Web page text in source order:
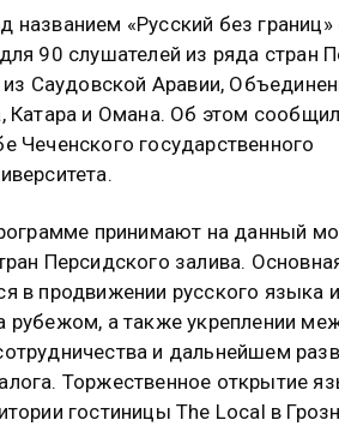
названием «Русский без
90 слушателей из ряда стран
из Саудовской Аравии,
Катара и Омана. Об этом
Чеченского государственного
принимают на данный
Персидского залива.
в продвижении русского языка
рубежом, а также укреплении
и дальнейшем
Торжественное открытие
гостиницы The Local в